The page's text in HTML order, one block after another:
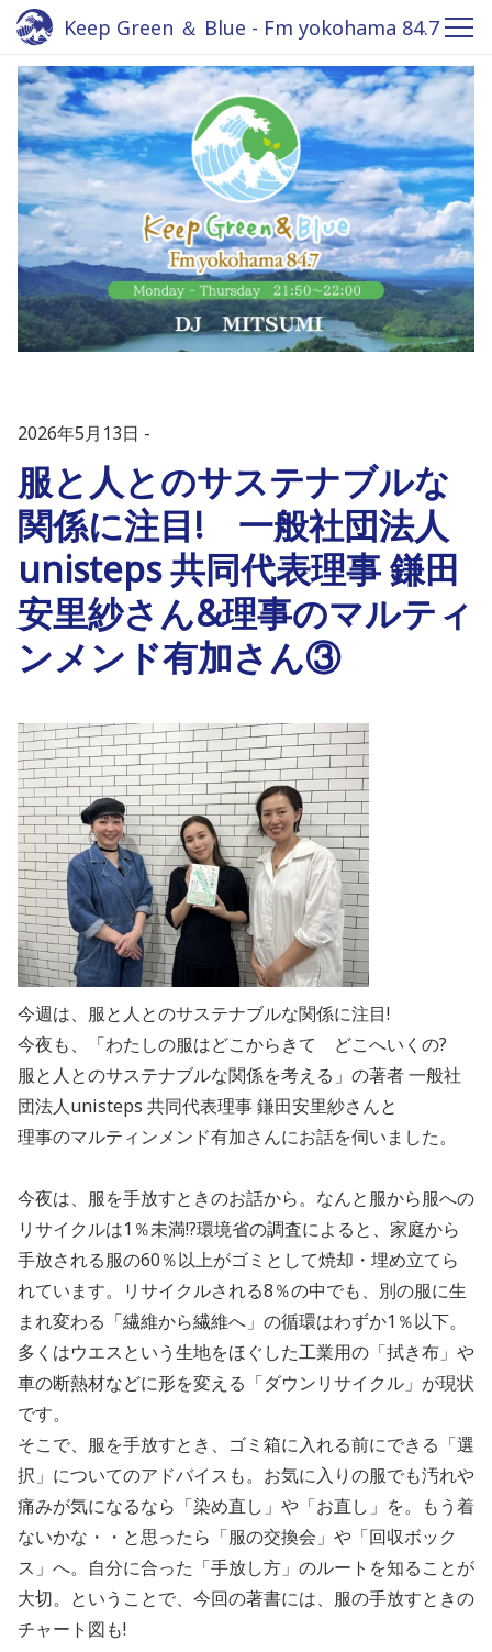
Keep Green ＆ Blue - Fm yokohama 84.7
2026年5月13日
服と人とのサステナブルな
関係に注目! 一般社団法人
unisteps 共同代表理事 鎌田
安里紗さん&理事のマルティ
ンメンド有加さん③
今週は、服と人とのサステナブルな関係に注目!
今夜も、「わたしの服はどこからきて どこへいくの?
服と人とのサステナブルな関係を考える」の著者 一般社
団法人unisteps 共同代表理事 鎌田安里紗さんと
理事のマルティンメンド有加さんにお話を伺いました。
今夜は、服を手放すときのお話から。なんと服から服への
リサイクルは1％未満!?環境省の調査によると、家庭から
手放される服の60％以上がゴミとして焼却・埋め立てら
れています。リサイクルされる8％の中でも、別の服に生
まれ変わる「繊維から繊維へ」の循環はわずか1％以下。
多くはウエスという生地をほぐした工業用の「拭き布」や
車の断熱材などに形を変える「ダウンリサイクル」が現状
です。
そこで、服を手放すとき、ゴミ箱に入れる前にできる「選
択」についてのアドバイスも。お気に入りの服でも汚れや
痛みが気になるなら「染め直し」や「お直し」を。もう着
ないかな・・と思ったら「服の交換会」や「回収ボック
ス」へ。自分に合った「手放し方」のルートを知ることが
大切。ということで、今回の著書には、服の手放すときの
チャート図も!